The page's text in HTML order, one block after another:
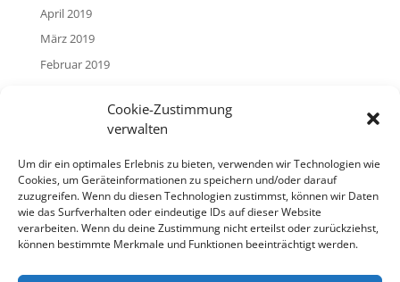
Cookie-Zustimmung
verwalten
Um dir ein optimales Erlebnis zu bieten, verwenden wir Technologien wie
Cookies, um Geräteinformationen zu speichern und/oder darauf
zuzugreifen. Wenn du diesen Technologien zustimmst, können wir Daten
wie das Surfverhalten oder eindeutige IDs auf dieser Website
verarbeiten. Wenn du deine Zustimmung nicht erteilst oder zurückziehst,
können bestimmte Merkmale und Funktionen beeinträchtigt werden.
April 2019
März 2019
Februar 2019
Hilfe in schwierigen Situationen
Haben Sie das Gefühl, sich in einer scheinbar ausweglosen
Notlage zu befinden? Es gibt Menschen, mit denen Sie
darüber sprechen können.
Aufdieser Seitefinden Sie Ansprechpartner,
Telefonnummern und Adressen, wo sie Hilfe erhalten. Sie